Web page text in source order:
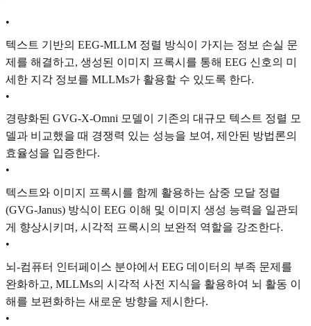
•
텍스트 기반의 EEG-MLLM 정렬 방식이 가지는 정보 손실 문
제를 해결하고, 생성된 이미지 프록시를 통해 EEG 신호의 미
세한 지각 정보를 MLLMs가 활용할 수 있도록 한다.
•
경량화된 GVG-X-Omni 모델이 기존의 대규모 텍스트 정렬 모
델과 비교했을 때 경쟁력 있는 성능을 보여, 제안된 방법론의
효율성을 입증한다.
•
텍스트와 이미지 프록시를 함께 활용하는 삼중 모달 정렬
(GVG-Janus) 방식이 EEG 이해 및 이미지 생성 능력을 일관되
게 향상시키며, 시각적 프록시의 보완적 역할을 강조한다.
•
뇌-컴퓨터 인터페이스 분야에서 EEG 데이터의 부족 문제를
완화하고, MLLMs의 시각적 사전 지식을 활용하여 뇌 활동 이
해를 보편화하는 새로운 방향을 제시한다.
•